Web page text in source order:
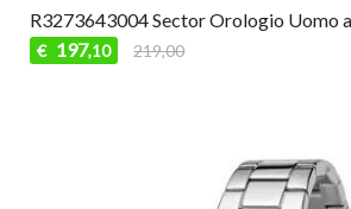
R3273643004 Sector Orologio Uomo
€ 197,10 219,00